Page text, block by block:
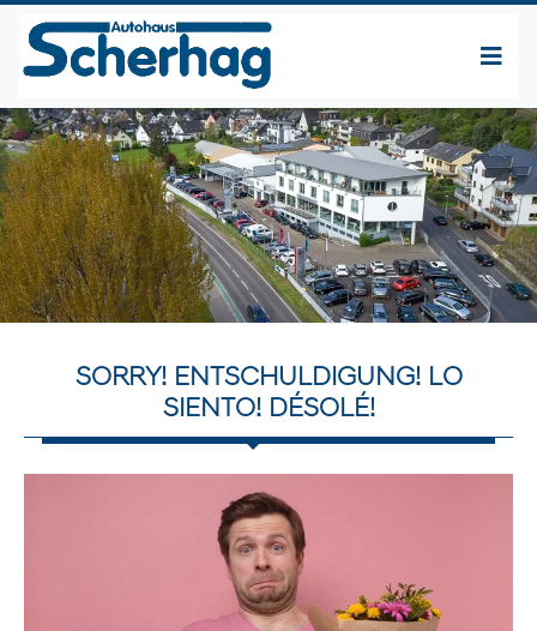
SORRY! ENTSCHULDIGUNG! LO
SIENTO! DÉSOLÉ!